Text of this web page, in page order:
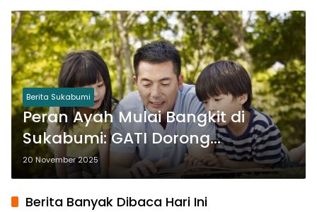
Berita Sukabumi
Peran Ayah Mulai Bangkit di
Sukabumi: GATI Dorong
Keterlibatan yang Selama Ini
Terabaikan
20 November 2025
Berita Banyak Dibaca Hari Ini